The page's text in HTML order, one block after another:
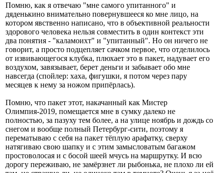
Помню, как я отвечаю "мне самого упитанного" и
дяденькино внимательно повернувшееся ко мне лицо, на
котором явственно написано, что в объективной реальности
здорового человека нельзя совместить в один контекст эти
два понятия - "каламоихт" и "упитанный". Но он ничего не
говорит, а просто подцепляет сачком первое, что отделилось
от извивающегося клубка, плюхает это в пакет, надувает его
воздухом, завязывает, берет деньги и забывает обо мне
навсегда (спойлер: хаха, фигушки, я потом через пару
месяцев к нему за ножом припёрлась).
Помню, что пакет этот, накачанный как Мистер
Олимпия-2019, помещается мне в сумку далеко не
полностью, за пазуху тем более, а на улице ноябрь и дождь со
снегом и вообще полный Петербург-сити, поэтому я
перематываю с себя на пакет тёплую арафатку, сверху
натягиваю свою шапку и с этим замысловатым багажом
простоволосая и с босой шеей мчусь на маршрутку. И всю
дорогу переживаю, не замёрзнет ли рыбонька, не плохо ли ей